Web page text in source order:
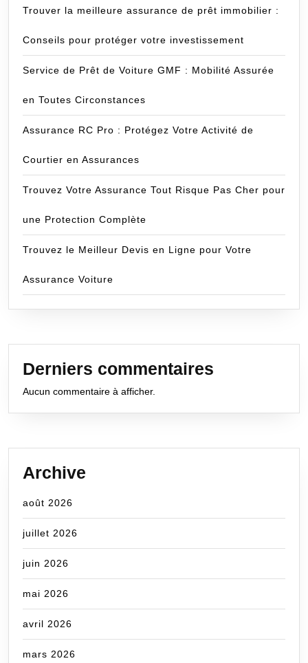
Trouver la meilleure assurance de prêt immobilier :
Conseils pour protéger votre investissement
Service de Prêt de Voiture GMF : Mobilité Assurée
en Toutes Circonstances
Assurance RC Pro : Protégez Votre Activité de
Courtier en Assurances
Trouvez Votre Assurance Tout Risque Pas Cher pour
une Protection Complète
Trouvez le Meilleur Devis en Ligne pour Votre
Assurance Voiture
Derniers commentaires
Aucun commentaire à afficher.
Archive
août 2026
juillet 2026
juin 2026
mai 2026
avril 2026
mars 2026